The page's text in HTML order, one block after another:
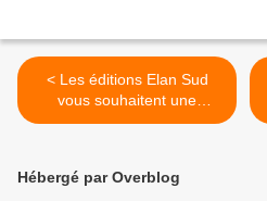
< Les éditions Elan Sud
vous souhaitent une
excellente année littéraire
Hébergé par Overblog